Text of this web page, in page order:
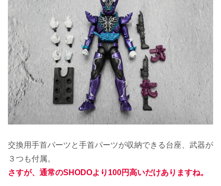
交換用手首パーツと手首パーツが収納できる台座、武器が
３つも付属。
さすが、通常のSHODOより100円高いだけありますね。